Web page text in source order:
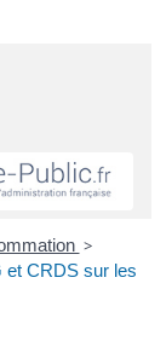
>
et CRDS sur les